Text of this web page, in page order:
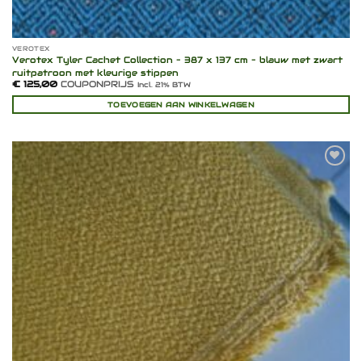
VEROTEX
Verotex Tyler Cachet Collection – 387 x 137 cm – blauw met zwart
ruitpatroon met kleurige stippen
€125,00COUPONPRIJS Incl. 21% BTW
TOEVOEGEN AAN WINKELWAGEN
Toevoegen
aan
verlanglijst